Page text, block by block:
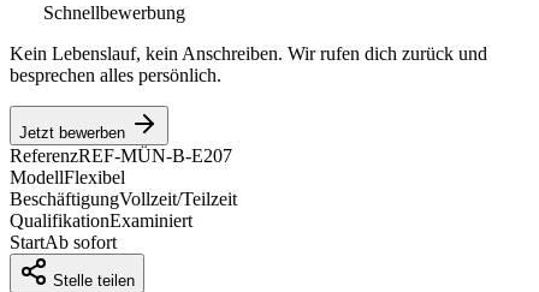
Schnellbewerbung
Kein Lebenslauf, kein Anschreiben. Wir rufen dich zurück und
besprechen alles persönlich.
Jetzt bewerben
ReferenzREF-MÜN-B-E207
ModellFlexibel
BeschäftigungVollzeit/Teilzeit
QualifikationExaminiert
StartAb sofort
Stelle teilen